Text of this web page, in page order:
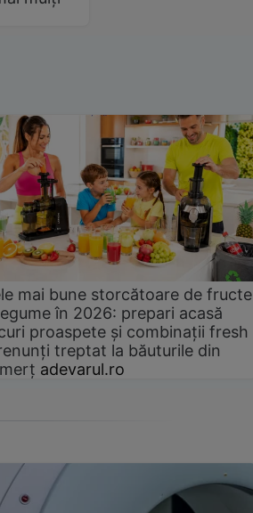
mai bune storcătoare de fructe
în 2026: prepari acasă
proaspete și combinații fresh
treptat la băuturile din
adevarul.ro